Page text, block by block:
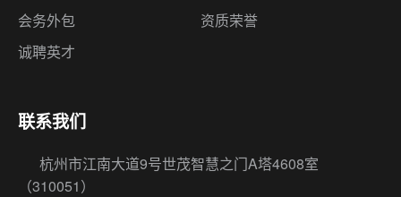
会务外包
资质荣誉
诚聘英才
联系我们
杭州市江南大道9号世茂智慧之门A塔4608室
（310051）